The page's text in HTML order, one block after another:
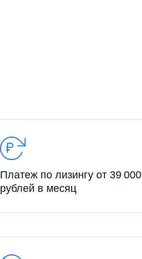
Платеж по лизингу от 39 000
рублей в месяц